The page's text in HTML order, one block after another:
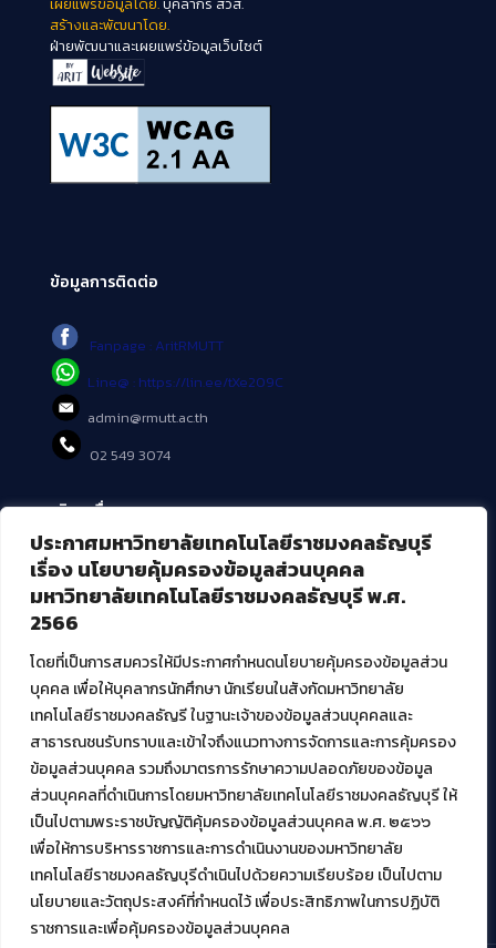
ประกาศมหาวิทยาลัยเทคโนโลยีราชมงคลธัญบุรี
เรื่อง นโยบายคุ้มครองข้อมูลส่วนบุคคล
มหาวิทยาลัยเทคโนโลยีราชมงคลธัญบุรี พ.ศ.
2566
โดยที่เป็นการสมควรให้มีประกาศกำหนดนโยบายคุ้มครองข้อมูลส่วน
บุคคล เพื่อให้บุคลากรนักศึกษา นักเรียนในสังกัดมหาวิทยาลัย
เทคโนโลยีราชมงคลธัญรี ในฐานะเจ้าของข้อมูลส่วนบุคคลและ
สาธารณชนรับทราบและเข้าใจถึงแนวทางการจัดการและการคุ้มครอง
ข้อมูลส่วนบุคคล รวมถึงมาตรการรักษาความปลอดภัยของข้อมูล
ส่วนบุคคลที่ดำเนินการโดยมหาวิทยาลัยเทคโนโลยีราชมงคลธัญบุรี ให้
เป็นไปตามพระราชบัญญัติคุ้มครองข้อมูลส่วนบุคคล พ.ศ. ๒๕๖๖
เพื่อให้การบริหารราชการและการดำเนินงานของมหาวิทยาลัย
เทคโนโลยีราชมงคลธัญบุรีดำเนินไปด้วยความเรียบร้อย เป็นไปตาม
นโยบายและวัตถุประสงค์ที่กำหนดไว้ เพื่อประสิทธิภาพในการปฏิบัติ
ราชการและเพื่อคุ้มครองข้อมูลส่วนบุคคล
เผยแพร่ข้อมูลโดย.บุคลากร สวส.
สร้างและพัฒนาโดย.
ฝ่ายพัฒนาและเผยแพร่ข้อมูลเว็บไซต์
ข้อมูลการติดต่อ
Fanpage : AritRMUTT
Line@ : https://lin.ee/tXe209C
admin@rmutt.ac.th
02 549 3074
บริการอื่นๆ ของ สวส.
ศูนย์สื่อดิจิทัล
ศูนย์นวัตกรรมและความรู้
ศูนย์พัฒนาและบริการนวัตกรรมดิจิทัล
สมัยใหม่ (MoSeC)
งานบริการวิชาการให้กับหน่วยงานภายนอก
โครงการส่งเสริมและพัฒนาผู้ประกอบการ SME โดย. มทร.ธัญบุรี
กิจกรรมการเชื่อมโยงเครือข่ายผู้ให้บริการเครื่องจักรกลทางการ
เกษตร ภายใต้โครงการส่งเสริมการรแปรรูปสินค้าเกษตรระดับชุมชน
กรมส่งเสริมอุตสาหกรรม
โครงการยกระดับเศรษฐกิจและสังคมรายตำบลแบบบูรณาการ (1
ตำบล 1 มหาวิทยาลัย)